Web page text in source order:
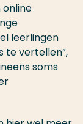
online
leerlingen
te vertellen”,
soms